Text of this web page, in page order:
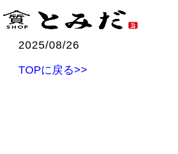
2025/08/26
TOPに戻る>>